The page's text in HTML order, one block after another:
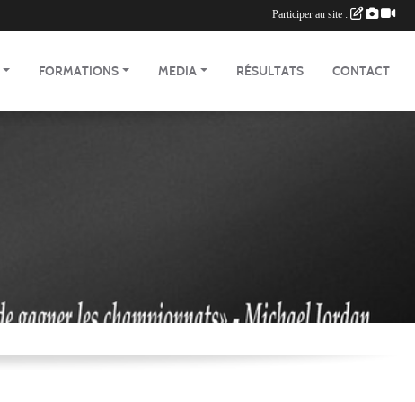
FORMATIONS MEDIA RÉSULTATS CONTACT
Participer au site :